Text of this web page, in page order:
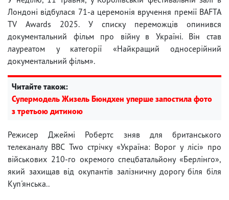
Лондоні відбулася 71-а церемонія вручення премії BAFTA
TV Awards 2025. У списку переможців опинився
документальний фільм про війну в Україні. Він став
лауреатом у категорії «Найкращий односерійний
документальний фільм».
Читайте також:
Супермодель Жизель Бюндхен уперше запостила фото
з третьою дитиною
Режисер Джеймі Робертс зняв для британського
телеканалу BBC Two стрічку «Україна: Ворог у лісі» про
військових 210-го окремого спецбатальйону «Берлінго»,
який захищав від окупантів залізничну дорогу біля біля
Куп'янська..